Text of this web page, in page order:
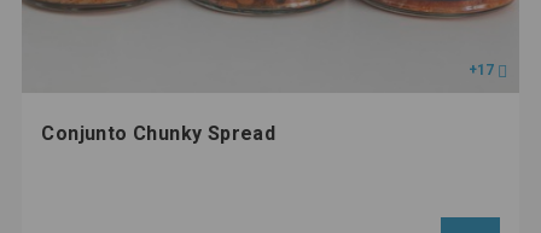
+17
Conjunto Chunky Spread